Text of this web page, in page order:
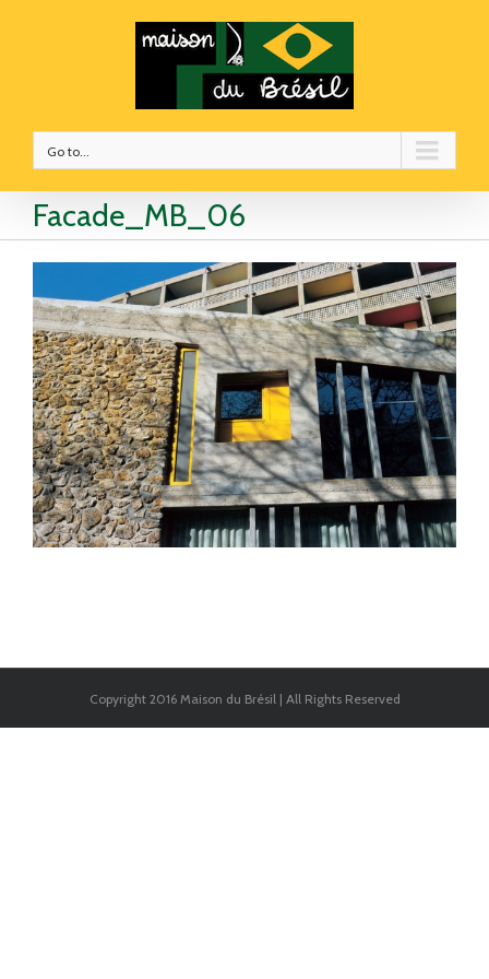
Go to...
Facade_MB_06
Copyright 2016 Maison du Brésil | All Rights Reserved